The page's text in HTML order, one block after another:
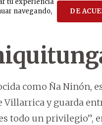
como Ña Ninón,
y guarda
todo un privilegio”,